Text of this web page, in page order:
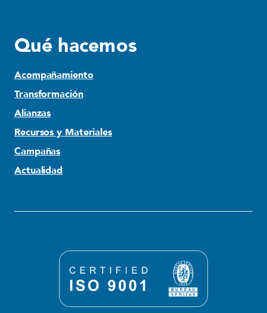
Qué hacemos
Acompañamiento
Transformación
Alianzas
Recursos y Materiales
Campañas
Actualidad